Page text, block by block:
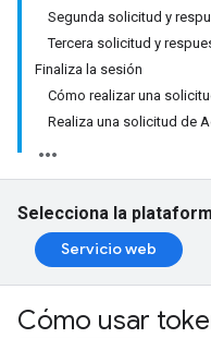
Segunda solicitud y
Tercera solicitud y
Finaliza la sesión
Cómo realizar una
Realiza una solicitud de
Selecciona la
Servicio web
Cómo usar